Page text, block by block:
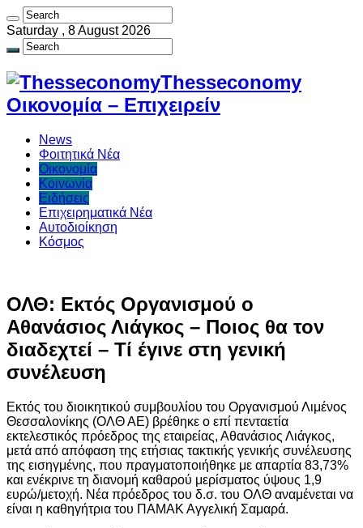
Saturday , 8 August 2026
Thesseconomy
Οικονομία – Επιχειρείν
News
Φοιτητικά Νέα
Οικονομία
Κοινωνία
Ειδήσεις
Επιχειρηματικά Νέα
Αυτοδιοίκηση
Κόσμος
ΟΛΘ: Εκτός Οργανισμού ο
Αθανάσιος Λιάγκος – Ποιος θα τον
διαδεχτεί – Τί έγινε στη γενική
συνέλευση
Εκτός του διοικητικού συμβουλίου του Οργανισμού Λιμένος
Θεσσαλονίκης (ΟΛΘ ΑΕ) βρέθηκε ο επί πενταετία
εκτελεστικός πρόεδρος της εταιρείας, Αθανάσιος Λιάγκος,
μετά από απόφαση της ετήσιας τακτικής γενικής συνέλευσης
της εισηγμένης, που πραγματοποιήθηκε με απαρτία 83,73%
και ενέκρινε τη διανομή καθαρού μερίσματος ύψους 1,9
ευρώ/μετοχή. Νέα πρόεδρος του δ.σ. του ΟΛΘ αναμένεται να
είναι η καθηγήτρια του ΠΑΜΑΚ Αγγελική Σαμαρά.